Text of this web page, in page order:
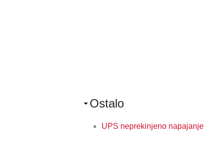
Ostalo
UPS neprekinjeno napajanje